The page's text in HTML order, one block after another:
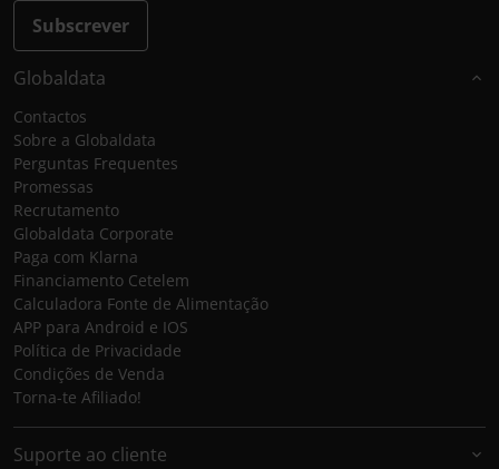
Subscrever
Globaldata
Contactos
Sobre a Globaldata
Perguntas Frequentes
Promessas
Recrutamento
Globaldata Corporate
Paga com Klarna
Financiamento Cetelem
Calculadora Fonte de Alimentação
APP para Android e IOS
Política de Privacidade
Condições de Venda
Torna-te Afiliado!
Suporte ao cliente